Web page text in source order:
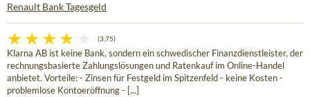
Renault Bank Tagesgeld
(3,75)
Klarna AB ist keine Bank, sondern ein schwedischer Finanzdienstleister, der
rechnungsbasierte Zahlungslösungen und Ratenkauf im Online-Handel
anbietet. Vorteile: - Zinsen für Festgeld im Spitzenfeld - keine Kosten -
problemlose Kontoeröffnung - [...]